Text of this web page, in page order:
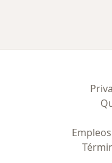
Empleos